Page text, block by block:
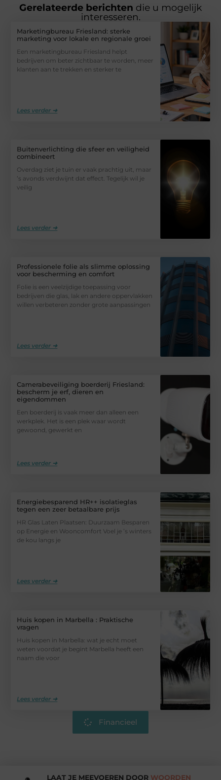
Gerelateerde berichten die u mogelijk
interesseren.
Marketingbureau Friesland: sterke
marketing voor lokale en regionale groei
Een marketingbureau Friesland helpt
bedrijven om beter zichtbaar te worden, meer
klanten aan te trekken en sterker te
Lees verder ➜
Buitenverlichting die sfeer en veiligheid
combineert
Overdag ziet je tuin er vaak prachtig uit, maar
’s avonds verdwijnt dat effect. Tegelijk wil je
veilig
Lees verder ➜
Professionele folie als slimme oplossing
voor bescherming en comfort
Folie is een veelzijdige toepassing voor
bedrijven die glas, lak en andere oppervlakken
willen verbeteren zonder grote aanpassingen
Lees verder ➜
Camerabeveiliging boerderij Friesland:
bescherm je erf, dieren en
eigendommen
Een boerderij is vaak meer dan alleen een
werkplek. Het is een plek waar wordt
gewoond, gewerkt en
Lees verder ➜
Energiebesparend HR++ isolatieglas
tegen een zeer betaalbare prijs
HR Glas Laten Plaatsen: Duurzaam Besparen
op Energie en Wooncomfort Voel je ’s winters
de kou langs je
Lees verder ➜
Huis kopen in Marbella : Praktische
vragen
Huis kopen in Marbella: wat je echt moet
weten voordat je begint Marbella heeft een
naam die voor
Lees verder ➜
Financieel
LAAT JE MEEVOEREN DOOR WOORDEN